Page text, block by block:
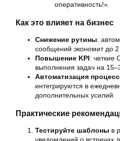
оперативность!».
Как это влияет на бизнес
Снижение рутины:
сообщений экономит до 2
Повышение KPI: четкие
выполнения задач на
Автоматизация
интегрируются в
дополнительных усилий.
Практические
Тестируйте шаблоны в